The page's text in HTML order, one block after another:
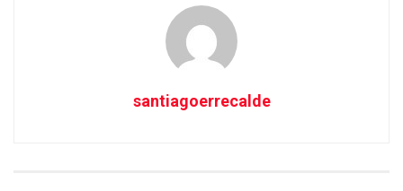
santiagoerrecalde